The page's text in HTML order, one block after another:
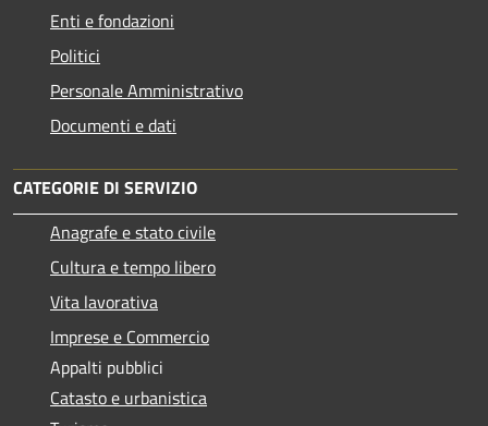
Enti e fondazioni
Politici
Personale Amministrativo
Documenti e dati
CATEGORIE DI SERVIZIO
Anagrafe e stato civile
Cultura e tempo libero
Vita lavorativa
Imprese e Commercio
Appalti pubblici
Catasto e urbanistica